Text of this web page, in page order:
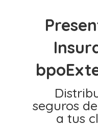
seguros
a tus